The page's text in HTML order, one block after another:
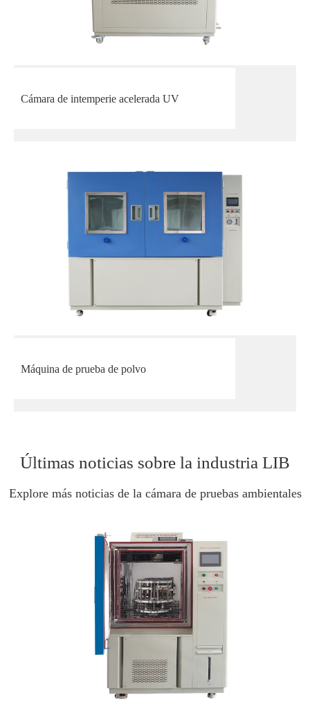
Cámara de intemperie acelerada UV
Máquina de prueba de polvo
Últimas noticias sobre la industria LIB
Explore más noticias de la cámara de pruebas ambientales